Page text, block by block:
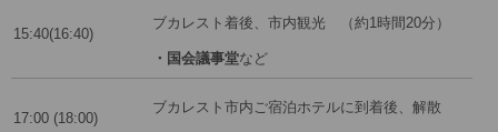
15:40(16:40)
ブカレスト着後、市内観光 （約1時間20分）
・国会議事堂など
17:00 (18:00)
ブカレスト市内ご宿泊ホテルに到着後、解散